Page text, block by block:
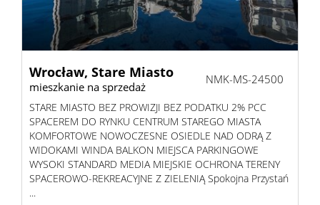
Wrocław, Stare Miasto
mieszkanie na sprzedaż
NMK-MS-24500
STARE MIASTO BEZ PROWIZJI BEZ PODATKU 2% PCC
SPACEREM DO RYNKU CENTRUM STAREGO MIASTA
KOMFORTOWE NOWOCZESNE OSIEDLE NAD ODRĄ Z
WIDOKAMI WINDA BALKON MIEJSCA PARKINGOWE
WYSOKI STANDARD MEDIA MIEJSKIE OCHRONA TERENY
SPACEROWO-REKREACYJNE Z ZIELENIĄ Spokojna Przystań
...